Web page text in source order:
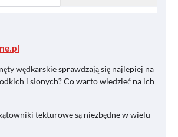
wędkarskie sprawdzają się najlepiej na
i słonych? Co warto wiedzieć na ich
tekturowe są niezbędne w wielu